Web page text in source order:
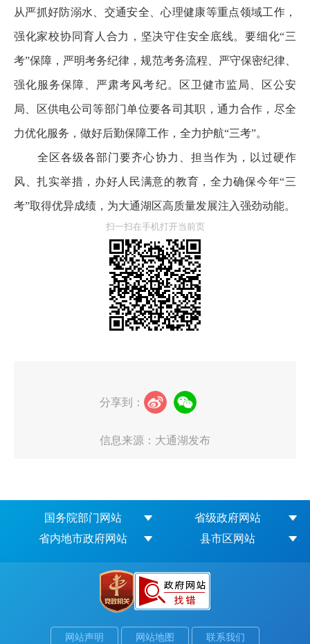
从严抓好防溺水、交通安全、心理健康等重点领域工作，
强化家校协同育人合力，坚决守住安全底线。要细化“三
考”保障，严明考务纪律，规范考务流程、严守保密纪律、
强化服务保障、严肃考风考纪。区卫健市监局、区公安
局、区供电公司等部门单位要各司其职，通力合作，尽全
力优化服务，做好后勤保障工作，全力护航“三考”。
全区各级各部门要齐心协力、担当作为，以过硬作
风、扎实举措，办好人民满意的教育，全力确保今年“三
考”取得优异成绩，为大通湖区高质量发展注入强劲动能。
扫一扫在手机打开当前页
分享到：
信息来源：大通湖发布
国务院部门网站
省级政府网站
省内地市政府网站
县市区网站
网站声明 网站地图 联系我们